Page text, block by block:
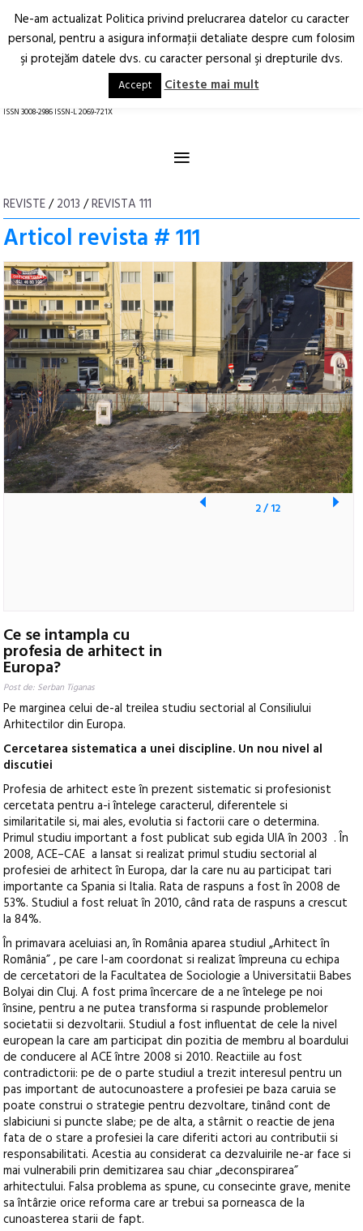
Arhitectură.
Oraș.
RO EN
ISSN 3008-2986 ISSN-L 2069-721X
≡
REVISTE/2013 /REVISTA 111
Articol revista # 111
2/12
Ce se intampla cu
profesia de arhitect in
Europa?
Post de: Serban Tiganas
Pe marginea celui de-al treilea studiu sectorial al Consiliului
Arhitectilor din Europa.
Cercetarea sistematica a unei discipline. Un nou nivel al
discutiei
Profesia de arhitect este în prezent sistematic si profesionist
cercetata pentru a-i întelege caracterul, diferentele si
similaritatile si, mai ales, evolutia si factorii care o determina.
Primul studiu important a fost publicat sub egida UIA în 2003 . În
2008, ACE–CAE a lansat si realizat primul studiu sectorial al
profesiei de arhitect în Europa, dar la care nu au participat tari
importante ca Spania si Italia. Rata de raspuns a fost în 2008 de
53%. Studiul a fost reluat în 2010, când rata de raspuns a crescut
la 84%.
În primavara aceluiasi an, în România aparea studiul „Arhitect în
România” , pe care l-am coordonat si realizat împreuna cu echipa
de cercetatori de la Facultatea de Sociologie a Universitatii Babes
Bolyai din Cluj. A fost prima încercare de a ne întelege pe noi
însine, pentru a ne putea transforma si raspunde problemelor
societatii si dezvoltarii. Studiul a fost influentat de cele la nivel
european la care am participat din pozitia de membru al boardului
de conducere al ACE între 2008 si 2010. Reactiile au fost
contradictorii: pe de o parte studiul a trezit interesul pentru un
pas important de autocunoastere a profesiei pe baza caruia se
poate construi o strategie pentru dezvoltare, tinând cont de
slabiciuni si puncte slabe; pe de alta, a stârnit o reactie de jena
fata de o stare a profesiei la care diferiti actori au contributii si
responsabilitati. Acestia au considerat ca dezvaluirile ne-ar face si
mai vulnerabili prin demitizarea sau chiar „deconspirarea”
arhitectului. Falsa problema as spune, cu consecinte grave, menite
sa întârzie orice reforma care ar trebui sa porneasca de la
cunoasterea starii de fapt.
Ne-am actualizat Politica privind prelucrarea datelor cu caracter
personal, pentru a asigura informaţii detaliate despre cum folosim
şi protejăm datele dvs. cu caracter personal şi drepturile dvs.
Accept Citeste mai mult